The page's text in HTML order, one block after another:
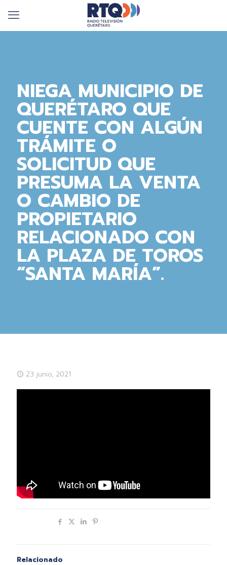
NIEGA MUNICIPIO DE
QUERÉTARO QUE
CUENTE CON ALGÚN
TRÁMITE O
SOLICITUD QUE
PRESUMA LA VENTA
O CAMBIO DE
PROPIETARIO
RELACIONADO CON
LA PLAZA DE TOROS
“SANTA MARÍA”.
23 junio, 2021
Relacionado